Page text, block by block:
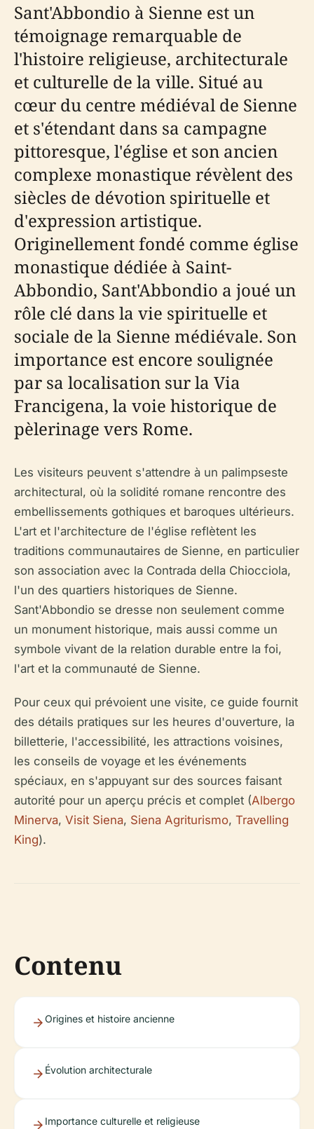
Sant'Abbondio à Sienne est un
témoignage remarquable de
l'histoire religieuse, architecturale
et culturelle de la ville. Situé au
cœur du centre médiéval de Sienne
et s'étendant dans sa campagne
pittoresque, l'église et son ancien
complexe monastique révèlent des
siècles de dévotion spirituelle et
d'expression artistique.
Originellement fondé comme église
monastique dédiée à Saint-
Abbondio, Sant'Abbondio a joué un
rôle clé dans la vie spirituelle et
sociale de la Sienne médiévale. Son
importance est encore soulignée
par sa localisation sur la Via
Francigena, la voie historique de
pèlerinage vers Rome.
Les visiteurs peuvent s'attendre à un palimpseste
architectural, où la solidité romane rencontre des
embellissements gothiques et baroques ultérieurs.
L'art et l'architecture de l'église reflètent les
traditions communautaires de Sienne, en particulier
son association avec la Contrada della Chiocciola,
l'un des quartiers historiques de Sienne.
Sant'Abbondio se dresse non seulement comme
un monument historique, mais aussi comme un
symbole vivant de la relation durable entre la foi,
l'art et la communauté de Sienne.
Pour ceux qui prévoient une visite, ce guide fournit
des détails pratiques sur les heures d'ouverture, la
billetterie, l'accessibilité, les attractions voisines,
les conseils de voyage et les événements
spéciaux, en s'appuyant sur des sources faisant
autorité pour un aperçu précis et complet (Albergo
Minerva, Visit Siena, Siena Agriturismo, Travelling
King).
Contenu
Origines et histoire ancienne
Évolution architecturale
Importance culturelle et religieuse